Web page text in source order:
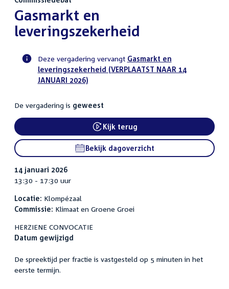
:Gasmarkt en
leveringszekerheid
Voortgangsstatus
commissie
activiteit
Deze vergadering vervangt Gasmarkt en
leveringszekerheid (VERPLAATST NAAR 14
JANUARI 2026)
De vergadering is geweest
External link:
Kijk terug
Bekijk dagoverzicht
14 januari 2026
13:30 - 17:30 uur
Locatie: Klompézaal
Commissie: Klimaat en Groene Groei
HERZIENE CONVOCATIE
Datum gewijzigd
De spreektijd per fractie is vastgesteld op 5 minuten in het
eerste termijn.